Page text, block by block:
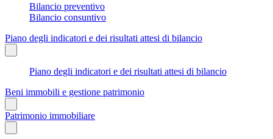
Bilancio preventivo
Bilancio consuntivo
Piano degli indicatori e dei risultati attesi di bilancio
Piano degli indicatori e dei risultati attesi di bilancio
Beni immobili e gestione patrimonio
Patrimonio immobiliare